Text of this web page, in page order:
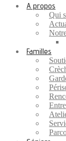
A propos
Qui
Familles